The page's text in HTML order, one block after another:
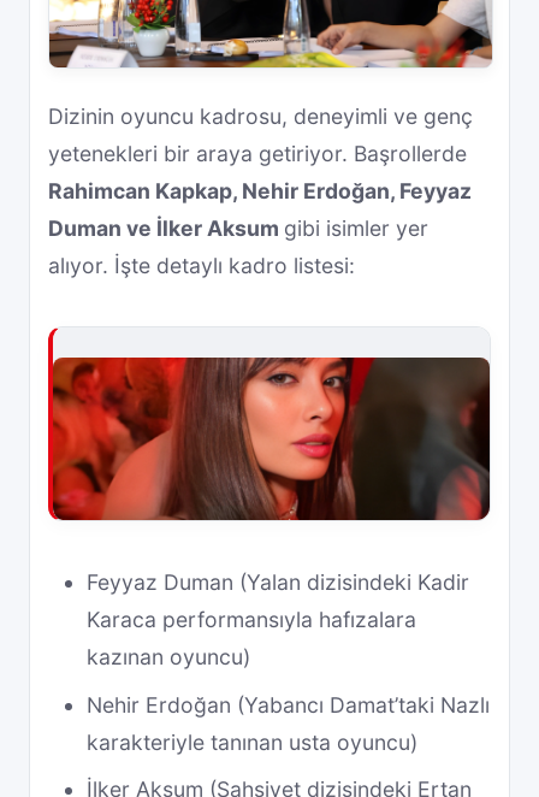
Dizinin oyuncu kadrosu, deneyimli ve genç
yetenekleri bir araya getiriyor. Başrollerde
Rahimcan Kapkap, Nehir Erdoğan, Feyyaz
Duman ve İlker Aksum gibi isimler yer
alıyor. İşte detaylı kadro listesi:
Feyyaz Duman (Yalan dizisindeki Kadir
Karaca performansıyla hafızalara
kazınan oyuncu)
Nehir Erdoğan (Yabancı Damat’taki Nazlı
karakteriyle tanınan usta oyuncu)
İlker Aksum (Şahsiyet dizisindeki Ertan